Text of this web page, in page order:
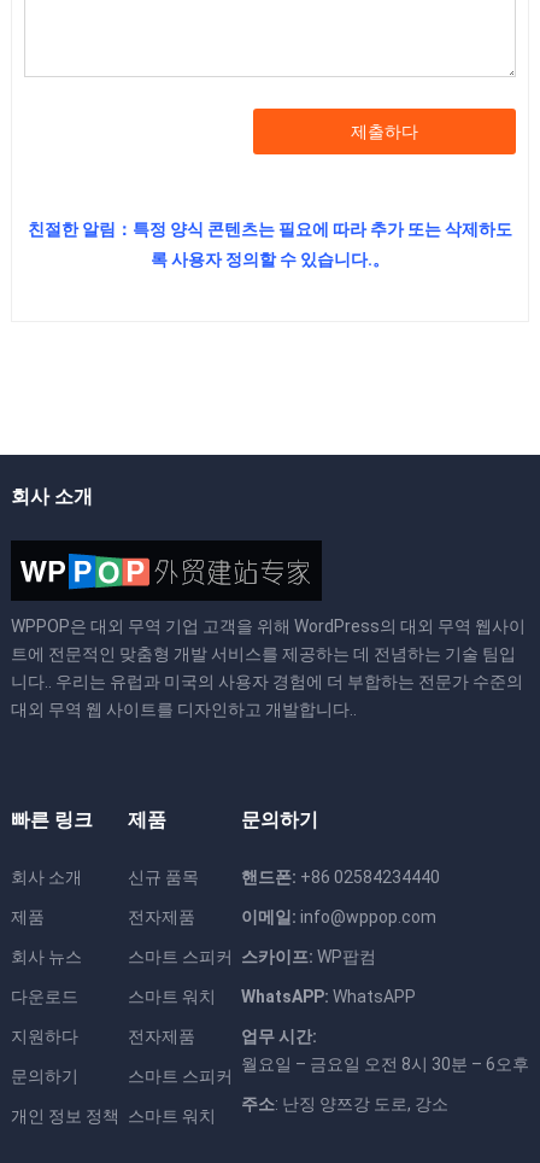
제출하다
친절한 알림：특정 양식 콘텐츠는 필요에 따라 추가 또는 삭제하도
록 사용자 정의할 수 있습니다.。
회사 소개
WPPOP은 대외 무역 기업 고객을 위해 WordPress의 대외 무역 웹사이
트에 전문적인 맞춤형 개발 서비스를 제공하는 데 전념하는 기술 팀입
니다.. 우리는 유럽과 미국의 사용자 경험에 더 부합하는 전문가 수준의
대외 무역 웹 사이트를 디자인하고 개발합니다..
빠른 링크
회사 소개
제품
회사 뉴스
다운로드
지원하다
문의하기
개인 정보 정책
제품
신규 품목
전자제품
스마트 스피커
스마트 워치
전자제품
스마트 스피커
스마트 워치
문의하기
핸드폰: +86 02584234440
이메일: info@wppop.com
스카이프: WP팝컴
WhatsAPP: WhatsAPP
업무 시간:
월요일 – 금요일 오전 8시 30분 – 6오후
주소: 난징 양쯔강 도로, 강소